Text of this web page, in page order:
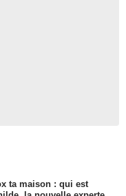
ta maison : qui est